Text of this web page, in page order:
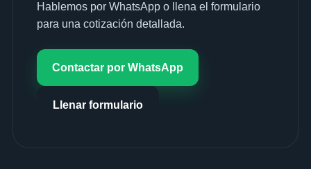
Hablemos por WhatsApp o llena el formulario
para una cotización detallada.
Contactar por WhatsApp
Llenar formulario